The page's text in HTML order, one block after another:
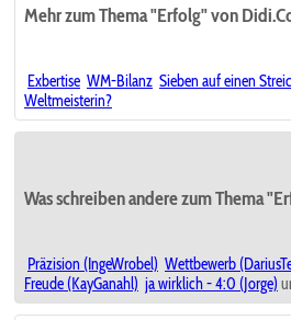
Mehr zum Thema "Erfolg" von
Exbertise WM-Bilanz Sieben auf einen
Weltmeisterin?
Was schreiben andere zum Thema
Präzision (IngeWrobel) Wettbewerb
Freude (KayGanahl) ja wirklich - 4:0 (Jorge)